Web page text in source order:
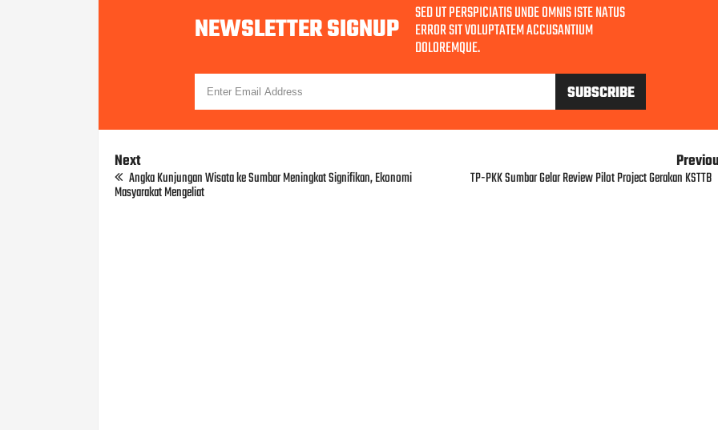
NEWSLETTER SIGNUP SED UT PERSPICIATIS UNDE OMNIS ISTE NATUS
ERROR SIT VOLUPTATEM ACCUSANTIUM
DOLOREMQUE.
Next
Angka Kunjungan Wisata ke Sumbar Meningkat Signifikan, Ekonomi
Masyarakat Mengeliat
TP-PKK Sumbar Gelar Review Pilot Project Gerakan KSTTB